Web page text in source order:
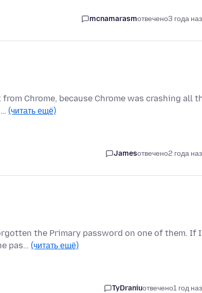
mcnamarasmотвечено3 года
Chrome, because Chrome was crashing all
(читать ещё)
Jamesотвечено2 года
the Primary password on one of them. If I
pas… (читать ещё)
TyDraniuотвечено1 год